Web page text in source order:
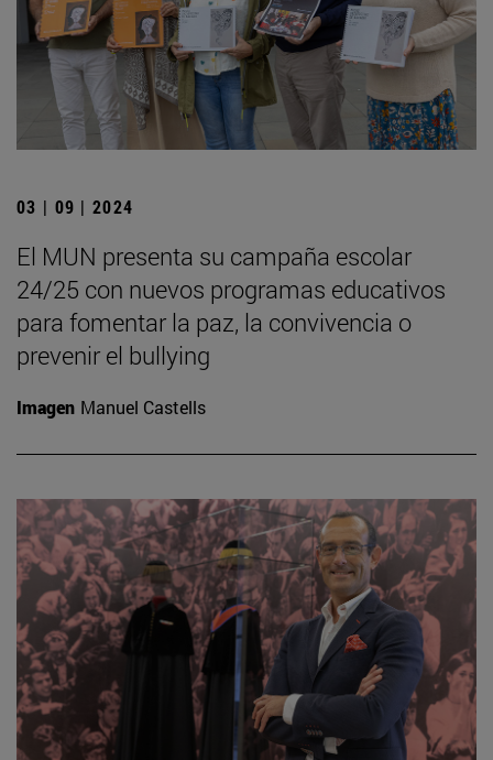
03 | 09 | 2024
El MUN presenta su campaña escolar
24/25 con nuevos programas educativos
para fomentar la paz, la convivencia o
prevenir el bullying
Imagen Manuel Castells